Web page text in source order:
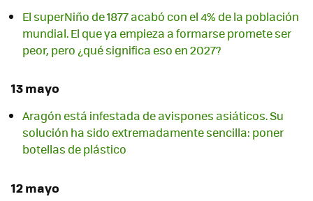
El superNiño de 1877 acabó con el 4% de la población
mundial. El que ya empieza a formarse promete ser
peor, pero ¿qué significa eso en 2027?
13 mayo
Aragón está infestada de avispones asiáticos. Su
solución ha sido extremadamente sencilla: poner
botellas de plástico
12 mayo